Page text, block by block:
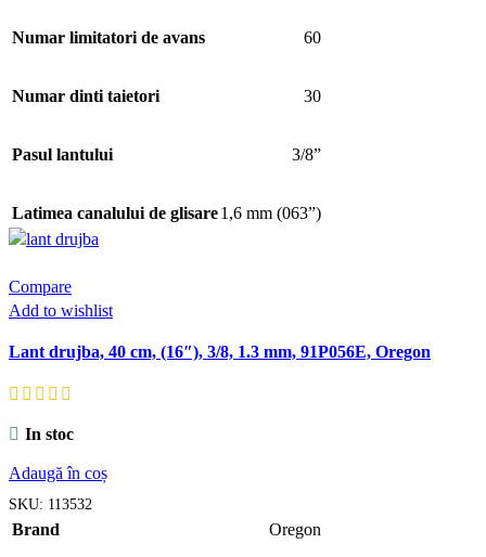
Numar limitatori de avans 60
Numar dinti taietori 30
Pasul lantului 3/8”
Latimea canalului de glisare1,6 mm (063”)
Compare
Add to wishlist
Lant drujba, 40 cm, (16″), 3/8, 1.3 mm, 91P056E, Oregon
In stoc
Adaugă în coș
SKU: 113532
Brand Oregon